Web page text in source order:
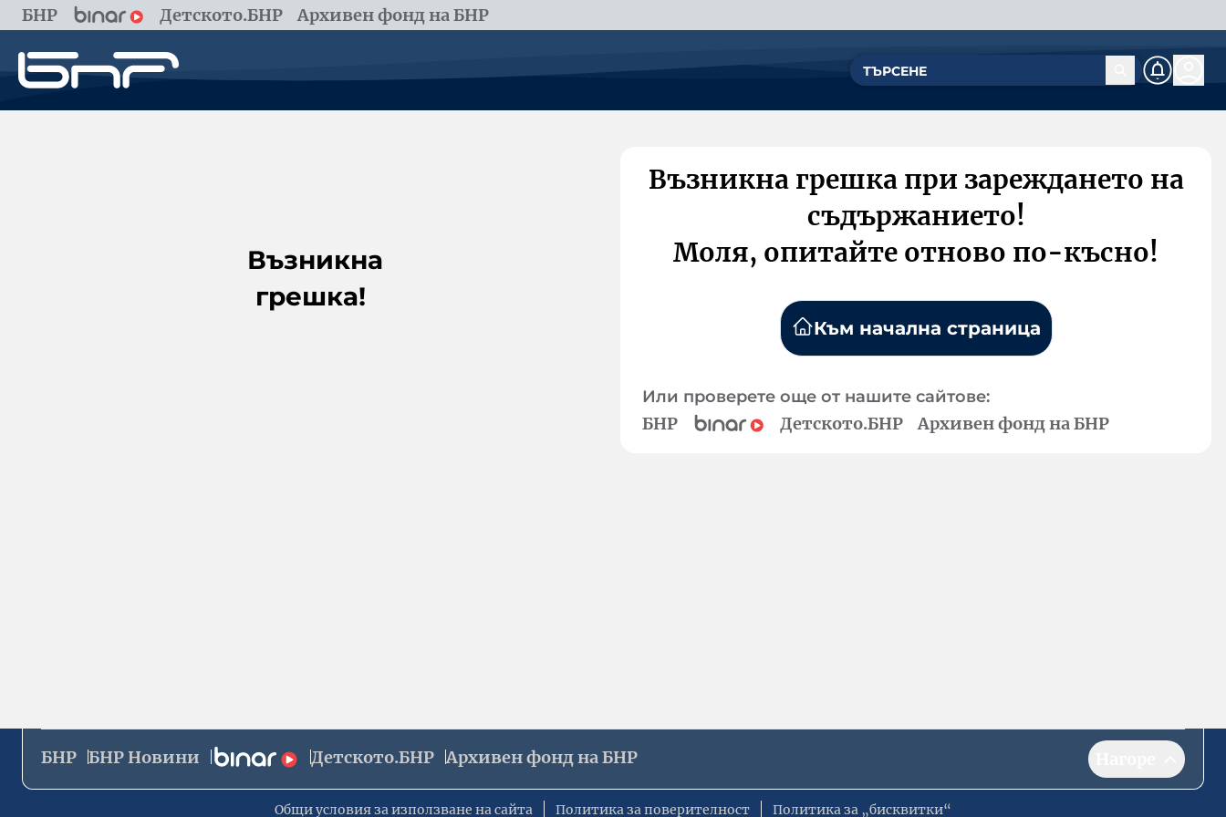
БНР Детското.БНР Архивен фонд на БНР
Възникна
грешка!
Възникна грешка при зареждането на
съдържанието!
Моля, опитайте отново по-късно!
Към начална страница
Или проверете още от нашите сайтове:
БНР Детското.БНР Архивен фонд на БНР
БНР БНР Новини Детското.БНР Архивен фонд на БНР
Общи условия за използване на сайта Политика за поверителност Политика за „бисквитки“